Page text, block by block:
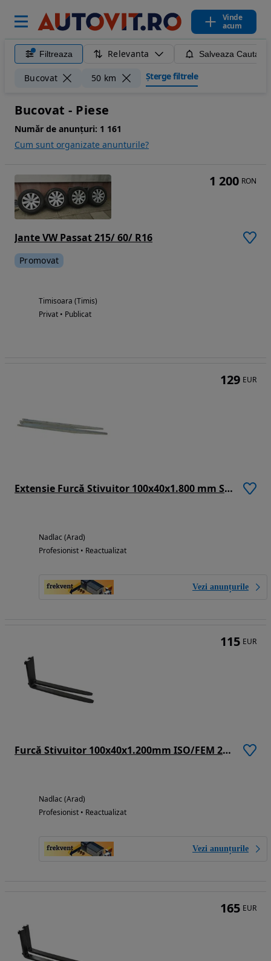
Vinde
acum
Filtreaza Relevanta Salveaza
Bucovat 50 km Șterge filtrele
Bucovat - Piese
Număr de anunțuri: 1 161
Cum sunt organizate anunturile?
Jante VW Passat 215/ 60/ R16
Promovat
Timisoara (Timis)
Privat • Publicat
1 200 RON
Extensie Furcă Stivuitor 100x40x1.800 mm SEA2500
Nadlac (Arad)
Profesionist • Reactualizat
Vezi anunțurile
129 EUR
Furcă Stivuitor 100x40x1.200mm ISO/FEM 2A (Capacitate De Încărcare 1.250 Kg/500 mm/Bucată)
Nadlac (Arad)
Profesionist • Reactualizat
Vezi anunțurile
115 EUR
165 EUR